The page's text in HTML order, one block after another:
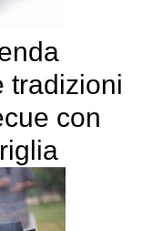
tradizioni
con